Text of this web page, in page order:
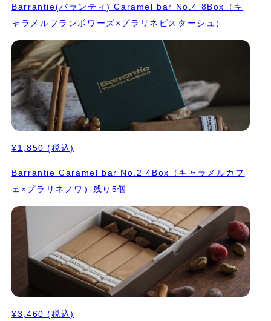
Barrantie(バランティ) Caramel bar No.4 8Box（キ
ャラメルフランボワーズ×プラリネピスターシュ）
¥1,850 (税込)
Barrantie Caramel bar No.2 4Box（キャラメルカフ
ェ×プラリネノワ）残り5個
¥3,460 (税込)